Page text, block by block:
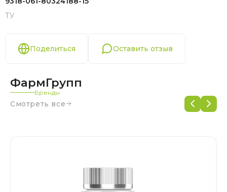
ТУ
Поделиться Оставить отзыв
ФармГрупп
Бренды
Смотреть все